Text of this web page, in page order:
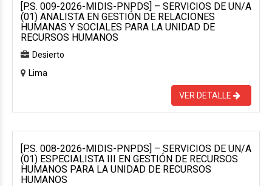
[P.S. 009-2026-MIDIS-PNPDS] – SERVICIOS DE UN/A
(01) ANALISTA EN GESTIÓN DE RELACIONES
HUMANAS Y SOCIALES PARA LA UNIDAD DE
RECURSOS HUMANOS
Desierto
Lima
VER DETALLE
[P.S. 008-2026-MIDIS-PNPDS] – SERVICIOS DE UN/A
(01) ESPECIALISTA III EN GESTIÓN DE RECURSOS
HUMANOS PARA LA UNIDAD DE RECURSOS
HUMANOS